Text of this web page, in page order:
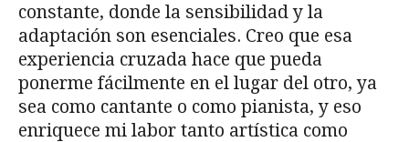
constante, donde la sensibilidad y la
adaptación son esenciales. Creo que esa
experiencia cruzada hace que pueda
ponerme fácilmente en el lugar del otro, ya
sea como cantante o como pianista, y eso
enriquece mi labor tanto artística como